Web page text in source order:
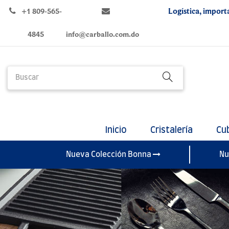
+1 809-565-
4845 info@carballo.com.do
Logística,
Inicio Cristalería
Nueva Colección Bonna